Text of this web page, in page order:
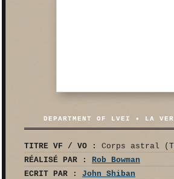
DEPARTMENT OF LVEI • LA
TITRE VF / VO :
Corps astral
RÉALISÉ PAR :
Rob Bowman
ECRIT PAR :
John Shiban